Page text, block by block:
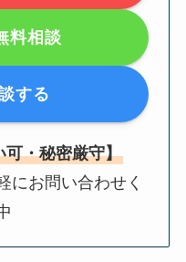
料相談
する
可・秘密厳守】
にお問い合わせく